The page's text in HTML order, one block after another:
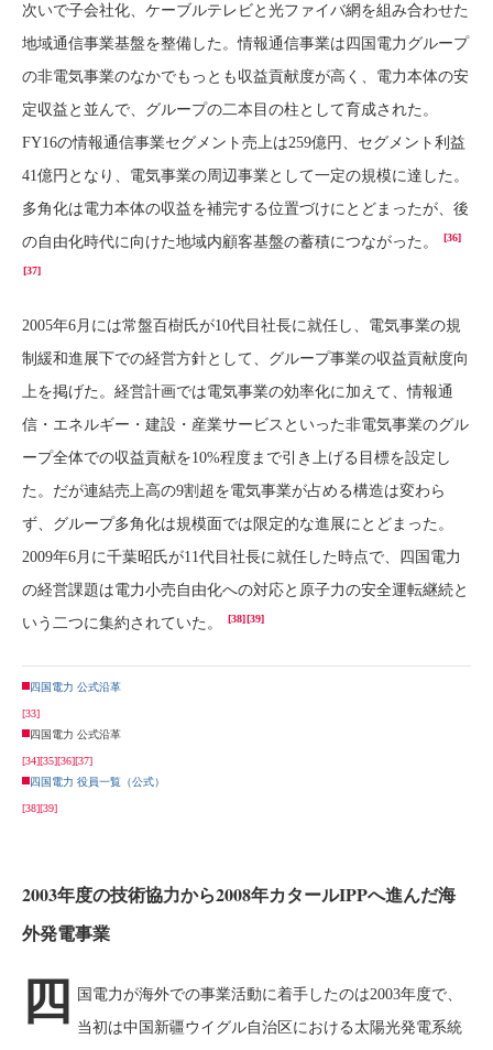
次いで子会社化、ケーブルテレビと光ファイバ網を組み合わせた
地域通信事業基盤を整備した。情報通信事業は四国電力グループ
の非電気事業のなかでもっとも収益貢献度が高く、電力本体の安
定収益と並んで、グループの二本目の柱として育成された。
FY16の情報通信事業セグメント売上は259億円、セグメント利益
41億円となり、電気事業の周辺事業として一定の規模に達した。
多角化は電力本体の収益を補完する位置づけにとどまったが、後
の自由化時代に向けた地域内顧客基盤の蓄積につながった。
[36]
[37]
2005年6月には常盤百樹氏が10代目社長に就任し、電気事業の規
制緩和進展下での経営方針として、グループ事業の収益貢献度向
上を掲げた。経営計画では電気事業の効率化に加えて、情報通
信・エネルギー・建設・産業サービスといった非電気事業のグル
ープ全体での収益貢献を10%程度まで引き上げる目標を設定し
た。だが連結売上高の9割超を電気事業が占める構造は変わら
ず、グループ多角化は規模面では限定的な進展にとどまった。
2009年6月に千葉昭氏が11代目社長に就任した時点で、四国電力
の経営課題は電力小売自由化への対応と原子力の安全運転継続と
いう二つに集約されていた。
[38][39]
四国電力 公式沿革
[33]
四国電力 公式沿革
[34][35][36][37]
四国電力 役員一覧（公式）
[38][39]
2003年度の技術協力から2008年カタールIPPへ進んだ海
外発電事業
四
国電力が海外での事業活動に着手したのは2003年度で、
当初は中国新疆ウイグル自治区における太陽光発電系統